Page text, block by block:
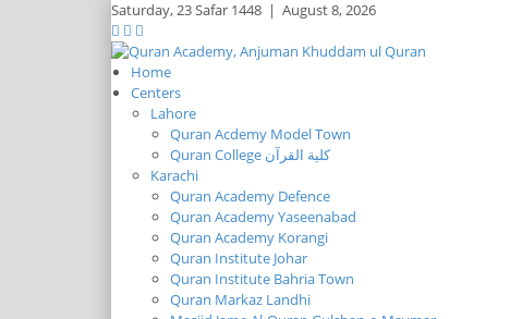
Saturday,23 Safar 1448 | August 8, 2026
Home
Centers
Lahore
Quran Acdemy Model Town
Quran College كلية القرآن
Karachi
Quran Academy Defence
Quran Academy Yaseenabad
Quran Academy Korangi
Quran Institute Johar
Quran Institute Bahria Town
Quran Markaz Landhi